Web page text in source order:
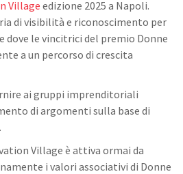
Villageedizione 2025 a Napoli.
di visibilità e riconoscimento per
dove le vincitrici del premio Donne
a un percorso di crescita
ai gruppi imprenditoriali
di argomenti sulla base di
Village è attiva ormai da
i valori associativi di Donne